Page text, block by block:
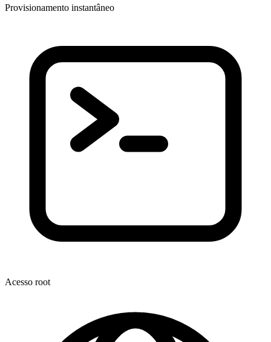
Provisionamento instantâneo
Acesso root